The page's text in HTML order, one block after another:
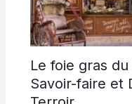
Le foie gras
Savoir-faire et